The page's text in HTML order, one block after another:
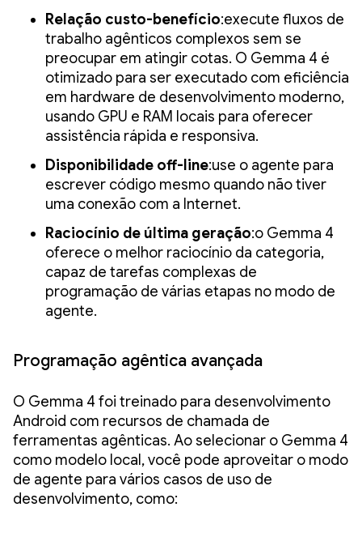
Relação custo-benefício:execute fluxos de
trabalho agênticos complexos sem se
preocupar em atingir cotas. O Gemma 4 é
otimizado para ser executado com eficiência
em hardware de desenvolvimento moderno,
usando GPU e RAM locais para oferecer
assistência rápida e responsiva.
Disponibilidade off-line:use o agente para
escrever código mesmo quando não tiver
uma conexão com a Internet.
Raciocínio de última geração:o Gemma 4
oferece o melhor raciocínio da categoria,
capaz de tarefas complexas de
programação de várias etapas no modo de
agente.
Programação agêntica avançada
O Gemma 4 foi treinado para desenvolvimento
Android com recursos de chamada de
ferramentas agênticas. Ao selecionar o Gemma 4
como modelo local, você pode aproveitar o modo
de agente para vários casos de uso de
desenvolvimento, como: